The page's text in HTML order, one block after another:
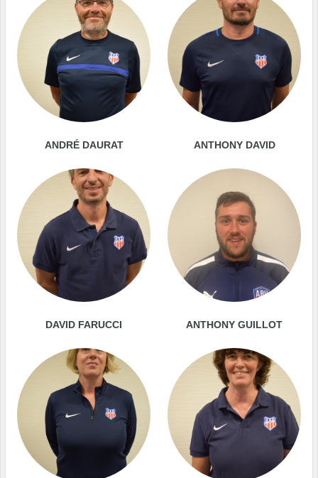
ANDRÉ DAURAT ANTHONY DAVID
DAVID FARUCCI ANTHONY GUILLOT